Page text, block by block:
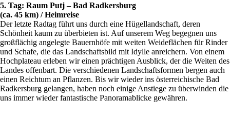
5. Tag: Raum Putj – Bad Radkersburg
(ca. 45 km) / Heimreise
Der letzte Radtag führt uns durch eine Hügellandschaft, deren
Schönheit kaum zu überbieten ist. Auf unserem Weg begegnen uns
großflächig angelegte Bauernhöfe mit weiten Weideflächen für Rinder
und Schafe, die das Landschaftsbild mit Idylle anreichern. Von einem
Hochplateau erleben wir einen prächtigen Ausblick, der die Weiten des
Landes offenbart. Die verschiedenen Landschaftsformen bergen auch
einen Reichtum an Pflanzen. Bis wir wieder ins österreichische Bad
Radkersburg gelangen, haben noch einige Anstiege zu überwinden die
uns immer wieder fantastische Panoramablicke gewähren.